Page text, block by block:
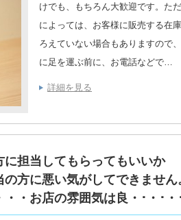
けでも、もちろん大歓迎です。た
によっては、お客様に販売する在
ろえていない場合もありますので
に足を運ぶ前に、お電話などで…
詳細を見る
担当してもらってもいいか
方に悪い気がしてできません
・お店の雰囲気は良・･・･・